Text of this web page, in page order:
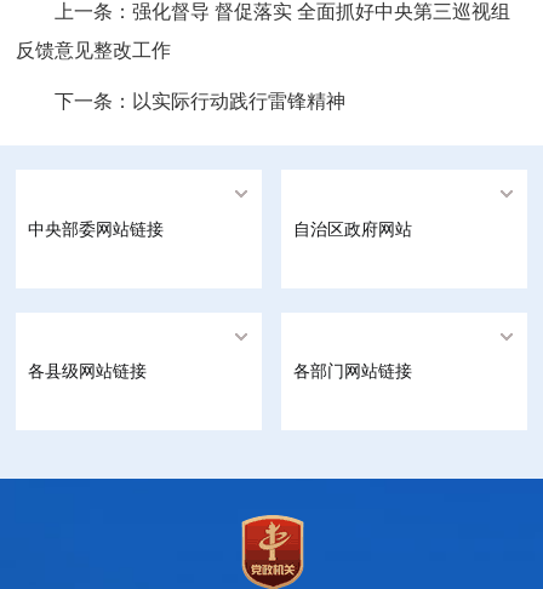
上一条：强化督导 督促落实 全面抓好中央第三巡视组
反馈意见整改工作
下一条： 以实际行动践行雷锋精神
中央部委网站链接 自治区政府网站
各县级网站链接 各部门网站链接